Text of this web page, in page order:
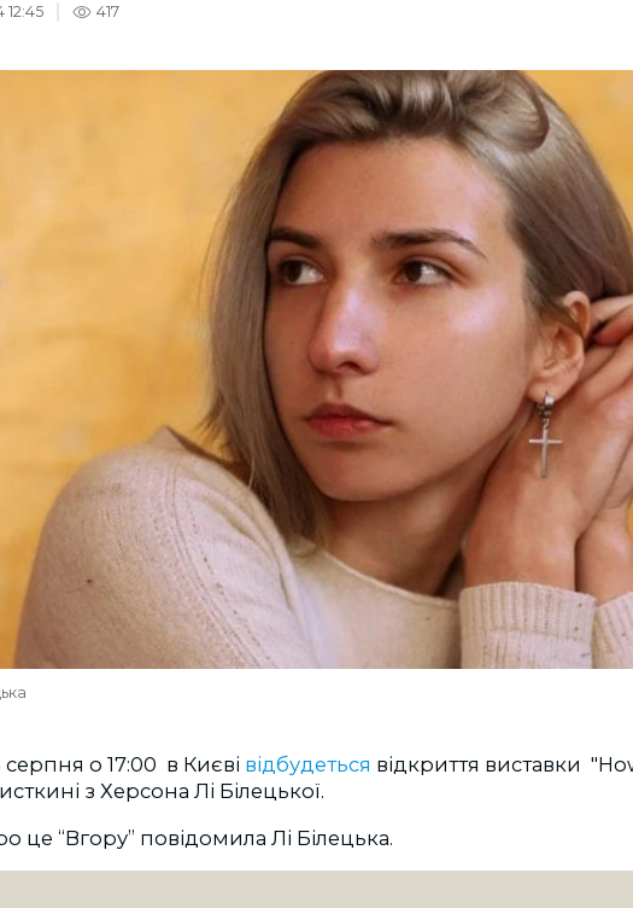
12:45 417
серпня о 17:00 в Києві відбудеться відкриття виставки
з Херсона Лі Білецької.
це “Вгору” повідомила Лі Білецька.